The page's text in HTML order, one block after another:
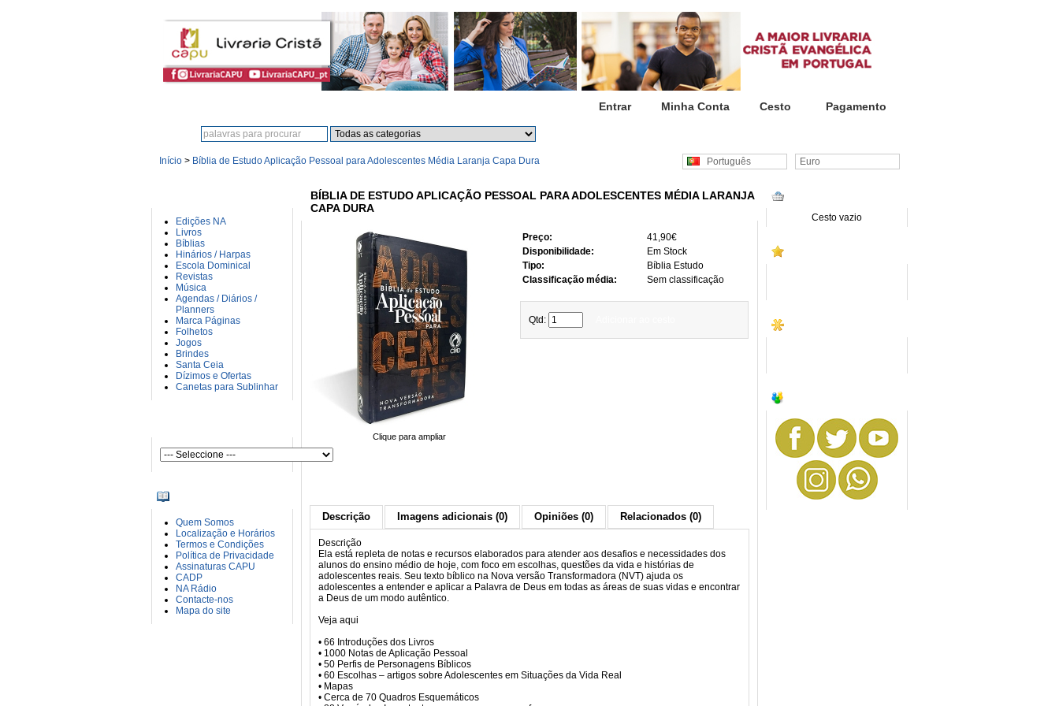
Entrar Minha Conta Cesto Pagamento
Início > Bíblia de Estudo Aplicação Pessoal para Adolescentes Média Laranja Capa Dura Euro
Português
Edições NA
Livros
Bíblias
Hinários / Harpas
Escola Dominical
Revistas
Música
Agendas / Diários /
Planners
Marca Páginas
Folhetos
Jogos
Brindes
Santa Ceia
Dízimos e Ofertas
Canetas para Sublinhar
Quem Somos
Localização e Horários
Termos e Condições
Política de Privacidade
Assinaturas CAPU
CADP
NA Rádio
Contacte-nos
Mapa do site
Cesto vazio
BÍBLIA DE ESTUDO APLICAÇÃO PESSOAL PARA ADOLESCENTES MÉDIA LARANJA
CAPA DURA
Clique para ampliar
Preço:
41,90€
Disponibilidade:
Em Stock
Tipo:
Bíblia Estudo
Classificação média:
Sem classificação
Qtd:
Descrição Imagens adicionais (0) Opiniões (0) Relacionados (0)
Descrição
Ela está repleta de notas e recursos elaborados para atender aos desafios e necessidades dos
alunos do ensino médio de hoje, com foco em escolhas, questões da vida e histórias de
adolescentes reais. Seu texto bíblico na Nova versão Transformadora (NVT) ajuda os
adolescentes a entender e aplicar a Palavra de Deus em todas as áreas de suas vidas e encontrar
a Deus de um modo autêntico.
Veja aqui
• 66 Introduções dos Livros
• 1000 Notas de Aplicação Pessoal
• 50 Perfis de Personagens Bíblicos
• 60 Escolhas – artigos sobre Adolescentes em Situações da Vida Real
• Mapas
• Cerca de 70 Quadros Esquemáticos